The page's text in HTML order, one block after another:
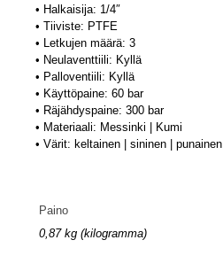
• Halkaisija: 1/4″
• Tiiviste: PTFE
• Letkujen määrä: 3
• Neulaventtiili: Kyllä
• Palloventiili: Kyllä
• Käyttöpaine: 60 bar
• Räjähdyspaine: 300 bar
• Materiaali: Messinki | Kumi
• Värit: keltainen | sininen | punainen
Paino
0,87 kg (kilogramma)